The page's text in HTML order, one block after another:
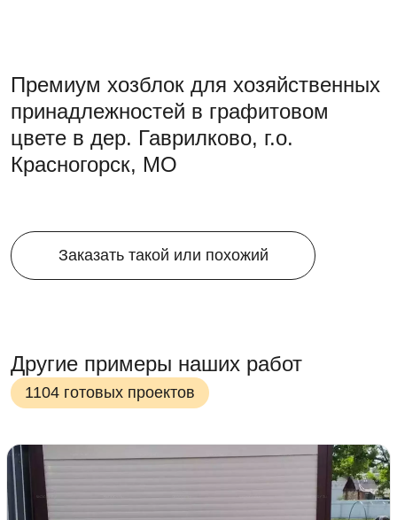
Премиум хозблок для хозяйственных
принадлежностей в графитовом
цвете в дер. Гаврилково, г.о.
Красногорск, МО
Заказать такой или похожий
Другие примеры наших работ
1104 готовых проектов